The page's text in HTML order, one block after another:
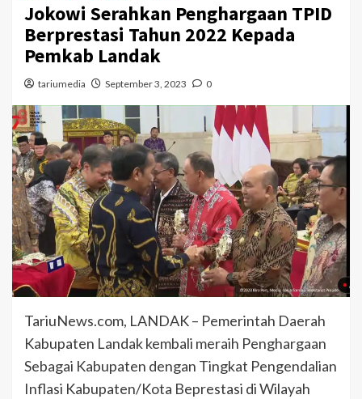
Jokowi Serahkan Penghargaan TPID
Berprestasi Tahun 2022 Kepada
Pemkab Landak
tariumedia September 3, 2023 0
TariuNews.com, LANDAK – Pemerintah Daerah
Kabupaten Landak kembali meraih Penghargaan
Sebagai Kabupaten dengan Tingkat Pengendalian
Inflasi Kabupaten/Kota Beprestasi di Wilayah